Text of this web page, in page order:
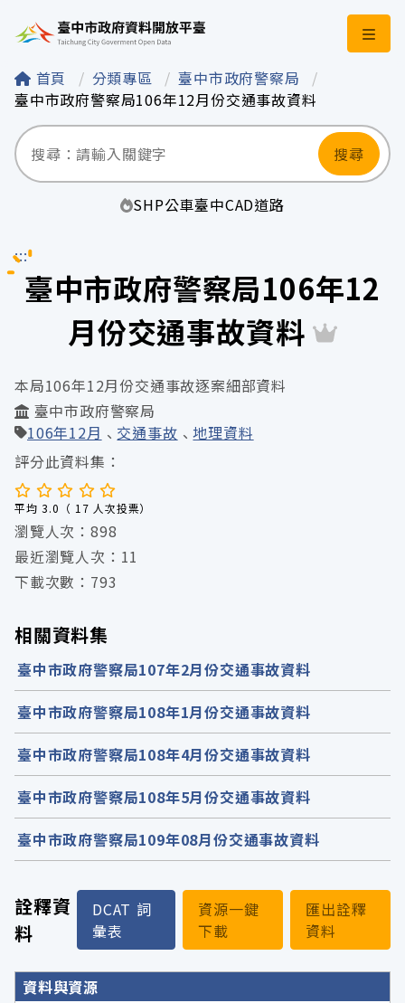
臺中市政府資料開
首頁 分類專區
臺中市政府警察局
臺中市政府警察局106年12月份交通事故資料
搜尋
SHP公車臺中CAD道路
:::
臺中市政府警察局106年12
月份交通事故資料
詮釋資
料
DCAT 詞
彙表
資源一鍵
下載
匯出詮釋
資料
詮釋資料詳細內容
資料與資源
本局106年12月份交通事故逐案細部資料
臺中市政府警察局
106年12月
交通事故
地理資料
評分此資料集：
平均 3.0（ 17 人次投票）
瀏覽人次：898
最近瀏覽人次：11
下載次數：793
相關資料集
臺中市政府警察局107年2月份交通事故資料
臺中市政府警察局108年1月份交通事故資料
臺中市政府警察局108年4月份交通事故資料
臺中市政府警察局108年5月份交通事故資料
臺中市政府警察局109年08月份交通事故資料